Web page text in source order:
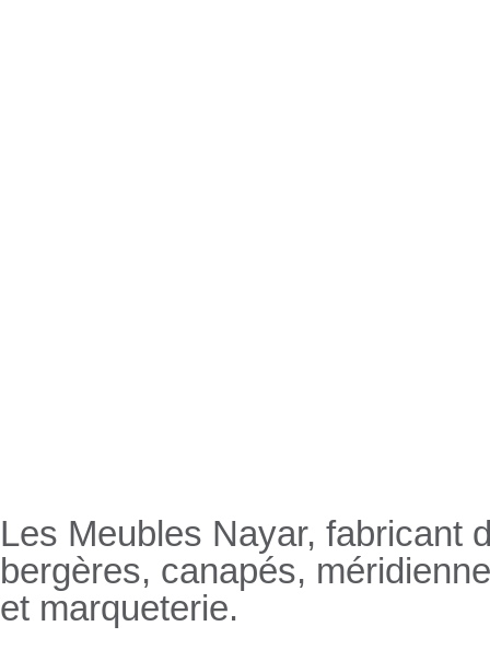
Les Meubles Nayar, fabricant
bergères, canapés,
et marqueterie.